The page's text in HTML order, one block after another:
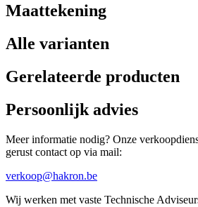
Maattekening
Alle varianten
Gerelateerde producten
Persoonlijk advies
Meer informatie nodig? Onze
gerust contact op via mail:
verkoop@hakron.be
Wij werken met vaste Technische